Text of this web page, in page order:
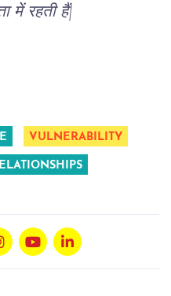
में रहती हैं|
VULNERABILITY